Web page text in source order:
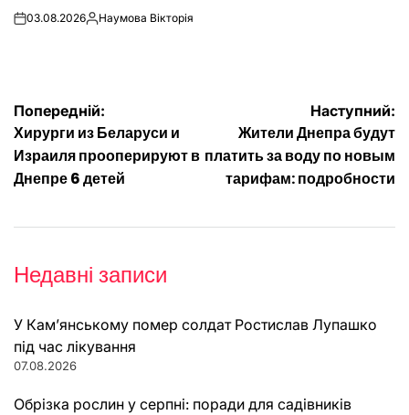
on03.08.2026Опубліковано
Наумова Вікторія
Навігація
записів
Попередній:
Хирурги из Беларуси и
Израиля прооперируют в
Днепре 6 детей
Наступний:
Жители Днепра будут
платить за воду по новым
тарифам: подробности
Недавні записи
У Кам’янському помер солдат Ростислав Лупашко
під час лікування
07.08.2026
Обрізка рослин у серпні: поради для садівників